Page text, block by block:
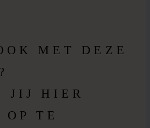
MET DEZE
JIJ HIER
TE